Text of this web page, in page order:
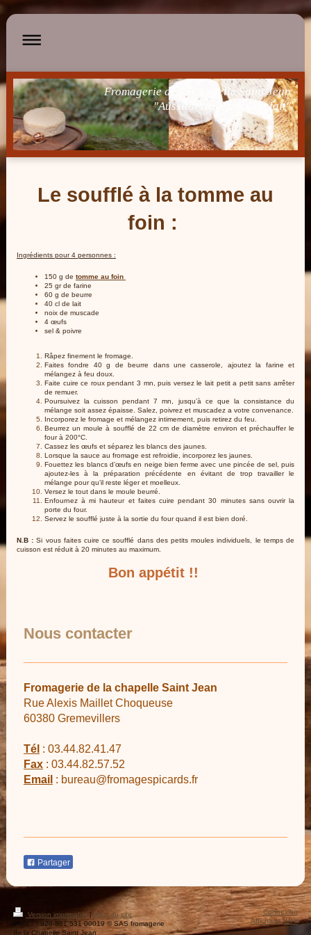
Fromagerie de la Chapelle Saint Jean
"Aussitôt trait, aussitôt fait"
Le soufflé à la tomme au
foin :
Ingrédients pour 4 personnes :
150 g de tomme au foin
25 gr de farine
60 g de beurre
40 cl de lait
noix de muscade
4 œufs
sel & poivre
Râpez finement le fromage.
Faites fondre 40 g de beurre dans une casserole, ajoutez la farine et
mélangez à feu doux.
Faite cuire ce roux pendant 3 mn, puis versez le lait petit a petit sans arrêter
de remuer.
Poursuivez la cuisson pendant 7 mn, jusqu’à ce que la consistance du
mélange soit assez épaisse. Salez, poivrez et muscadez a votre convenance.
Incorporez le fromage et mélangez intimement, puis retirez du feu.
Beurrez un moule à soufflé de 22 cm de diamètre environ et préchauffer le
four à 200°C.
Cassez les œufs et séparez les blancs des jaunes.
Lorsque la sauce au fromage est refroidie, incorporez les jaunes.
Fouettez les blancs d’œufs en neige bien ferme avec une pincée de sel, puis
ajoutez-les à la préparation précédente en évitant de trop travailler le
mélange pour qu’il reste léger et moelleux.
Versez le tout dans le moule beurré.
Enfournez à mi hauteur et faites cuire pendant 30 minutes sans ouvrir la
porte du four.
Servez le soufflé juste à la sortie du four quand il est bien doré.
N.B : Si vous faites cuire ce soufflé dans des petits moules individuels, le temps de
cuisson est réduit à 20 minutes au maximum.
Bon appétit !!
Nous contacter
Fromagerie de la chapelle Saint Jean
Rue Alexis Maillet Choqueuse
60380 Gremevillers
Tél : 03.44.82.41.47
Fax: 03.44.82.57.52
Email : bureau@fromagespicards.fr
Partager
Version imprimable |
Plan du site
SIRET : 920 861 531 00019 © SAS fromagerie
de la Chapelle Saint Jean
Connexion
Affichage Web